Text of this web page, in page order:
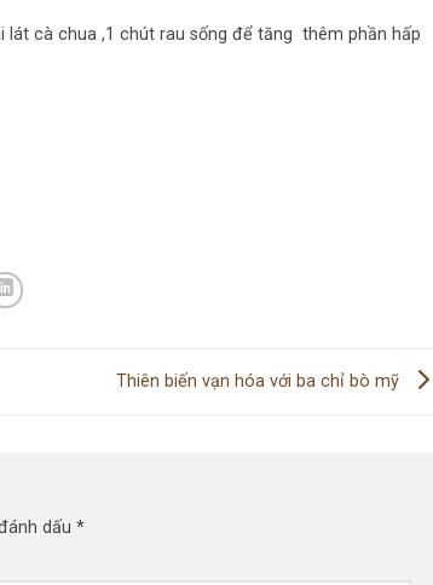
lát cà chua ,1 chút rau sống để tăng thêm phần hấp
Thiên biến vạn hóa với ba chỉ bò mỹ
dấu *